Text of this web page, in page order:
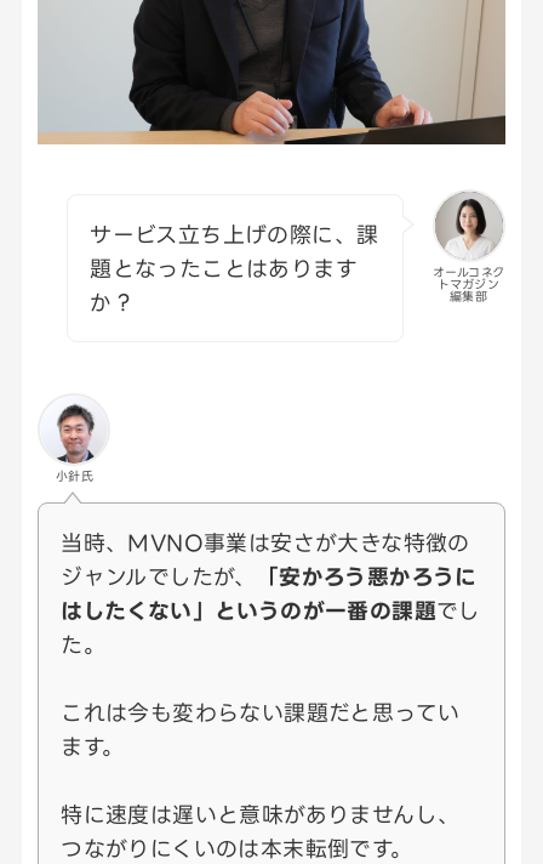
オールコネク
トマガジン
編集部
サービス立ち上げの際に、課
題となったことはあります
か？
小針氏
当時、MVNO事業は安さが大きな特徴の
ジャンルでしたが、
「安かろう悪かろうに
はしたくない」というのが一番の課題でし
た。
これは今も変わらない課題だと思ってい
ます。
特に速度は遅いと意味がありませんし、
つながりにくいのは本末転倒です。